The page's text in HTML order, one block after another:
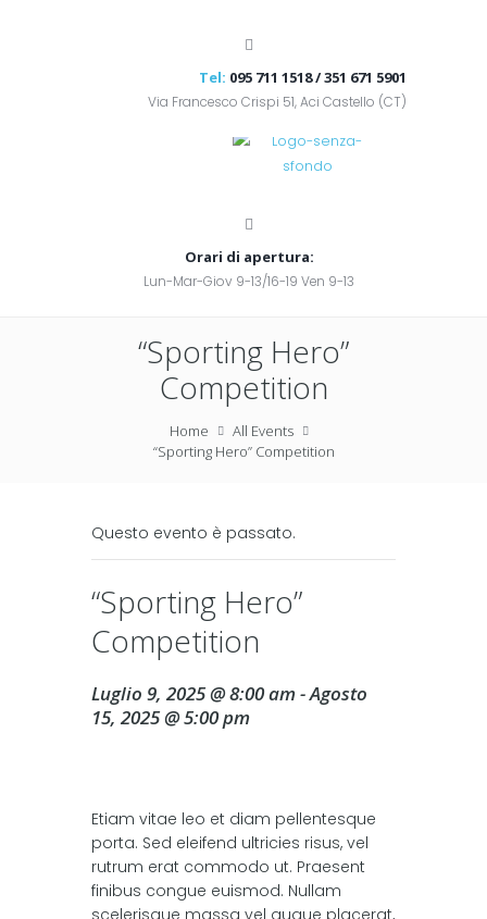
Tel: 095 711 1518 / 351 671 5901
Via Francesco Crispi 51, Aci Castello (CT)
Orari di apertura:
Lun-Mar-Giov 9-13/16-19 Ven 9-13
“Sporting Hero”
Competition
Home
All Events
“Sporting Hero” Competition
Questo evento è passato.
“Sporting Hero”
Competition
Luglio 9, 2025 @ 8:00 am-Agosto
15, 2025 @ 5:00 pm
Etiam vitae leo et diam pellentesque
porta. Sed eleifend ultricies risus, vel
rutrum erat commodo ut. Praesent
finibus congue euismod. Nullam
scelerisque massa vel augue placerat,